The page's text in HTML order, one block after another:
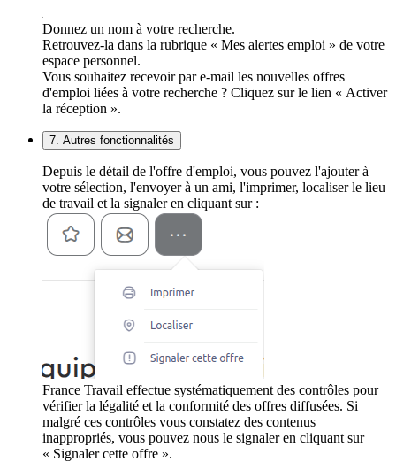
Donnez un nom à votre recherche.
Retrouvez-la dans la rubrique « Mes alertes emploi » de votre
espace personnel.
Vous souhaitez recevoir par e-mail les nouvelles offres
d'emploi liées à votre recherche ? Cliquez sur le lien « Activer
la réception ».
7. Autres fonctionnalités
Depuis le détail de l'offre d'emploi, vous pouvez l'ajouter à
votre sélection, l'envoyer à un ami, l'imprimer, localiser le lieu
de travail et la signaler en cliquant sur :
France Travail effectue systématiquement des contrôles pour
vérifier la légalité et la conformité des offres diffusées. Si
malgré ces contrôles vous constatez des contenus
inappropriés, vous pouvez nous le signaler en cliquant sur
« Signaler cette offre ».